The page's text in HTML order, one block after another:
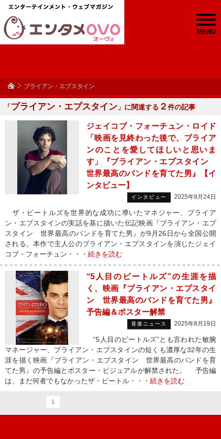
MENU
ブライアン・エプスタイン
「ブライアン・エプスタイン 」に関連する ２件の記事
ジェイコブ・フォーチュン・ロイド
「映画を見終わった後で、ブライア
ンのことを愛してほしいと思いま
す」『ブライアン・エプスタイン
世界最高のバンドを育てた男』【イ
ンタビュー】
インタビュー 2025年9月24日
ザ・ビートルズを世界的な成功に導いたマネジャー、ブライア
ン・エプスタインの実話を基に描いた伝記映画『ブライアン・エプ
スタイン 世界最高のバンドを育てた男』が9月26日から全国公開
される。本作で主人公のブライアン・エプスタインを演じたジェイ
コブ・フォーチュン・・・ 続きを読む
“5人目のビートルズ”の生涯を描
く、映画『ブライアン・エプスタイ
ン 世界最高のバンドを育てた男』
予告編＆ポスター解禁
音楽ニュース 2025年8月19日
“5人目のビートルズ”とも言われた敏腕
マネージャー、ブライアン・エプスタインの短くも濃厚な32年の生
涯を描く映画『ブライアン・エプスタイン 世界最高のバンドを育
てた男』の予告編とポスター・ビジュアルが解禁された。 予告編
は、まだ何者でもなかったザ・ビートル・・・ 続きを読む
1